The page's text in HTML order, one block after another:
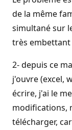
de la même
simultané sur
très embettant
2- depuis ce
j'ouvre (excel,
écrire, j'ai le
modifications,
télécharger,